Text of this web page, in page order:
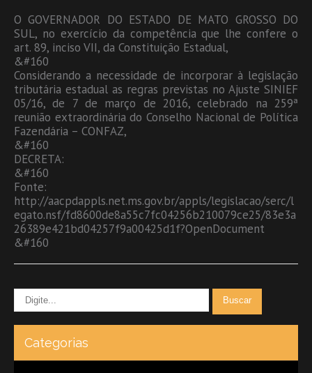
O GOVERNADOR DO ESTADO DE MATO GROSSO DO
SUL, no exercício da competência que lhe confere o
art. 89, inciso VII, da Constituição Estadual,
&#160
Considerando a necessidade de incorporar à legislação
tributária estadual as regras previstas no Ajuste SINIEF
05/16, de 7 de março de 2016, celebrado na 259ª
reunião extraordinária do Conselho Nacional de Política
Fazendária – CONFAZ,
&#160
DECRETA:
&#160
Fonte:
http://aacpdappls.net.ms.gov.br/appls/legislacao/serc/l
egato.nsf/fd8600de8a55c7fc04256b210079ce25/83e3a
26389e421bd04257f9a00425d1f?OpenDocument
&#160
Categorias